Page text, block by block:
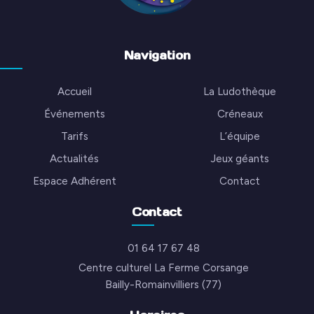
Navigation
Accueil
La Ludothèque
Événements
Créneaux
Tarifs
L’équipe
Actualités
Jeux géants
Espace Adhérent
Contact
Contact
01 64 17 67 48
Centre culturel La Ferme Corsange
Bailly-Romainvilliers (77)